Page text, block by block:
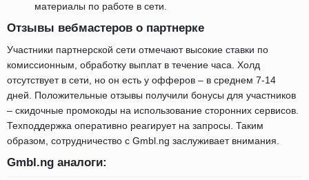
материалы по работе в сети.
Отзывы вебмастеров о партнерке
Участники партнерской сети отмечают высокие ставки по
комиссионным, обработку выплат в течение часа. Холд
отсутствует в сети, но он есть у офферов – в среднем 7-14
дней. Положительные отзывы получили бонусы для участников
– скидочные промокоды на использование сторонних сервисов.
Техподдержка оперативно реагирует на запросы. Таким
образом, сотрудничество с Gmbl.ng заслуживает внимания.
Gmbl.ng аналоги: